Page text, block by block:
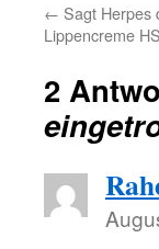
← Sagt Herpes
Lippencreme HS
2